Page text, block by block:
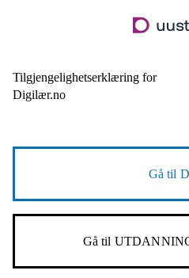
til
Tilgjengelighetserklæring for
Digilær.no
Gå til
Gå til